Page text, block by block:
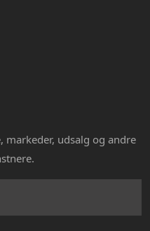
markeder, udsalg og andre